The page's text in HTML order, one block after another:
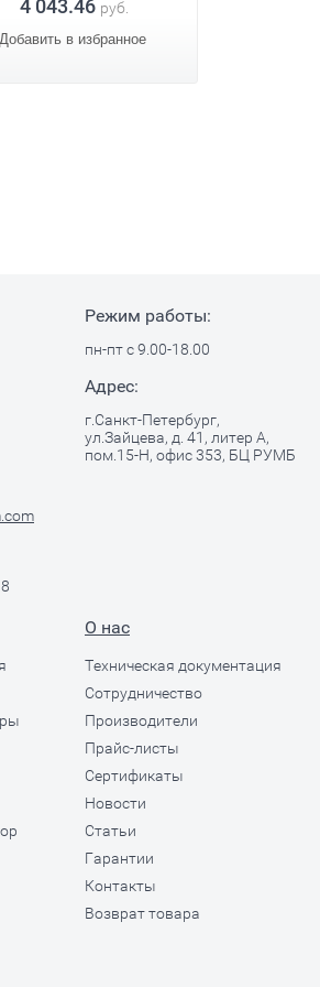
4 043.46 руб.
Добавить в избранное
Режим работы:
пн-пт с 9.00-18.00
Адрес:
г.Санкт-Петербург,
ул.Зайцева, д. 41, литер А,
пом.15-Н, офис 353, БЦ РУМБ
О нас
Техническая документация
Сотрудничество
Производители
Прайс-листы
Сертификаты
Новости
Статьи
Гарантии
Контакты
Возврат товара